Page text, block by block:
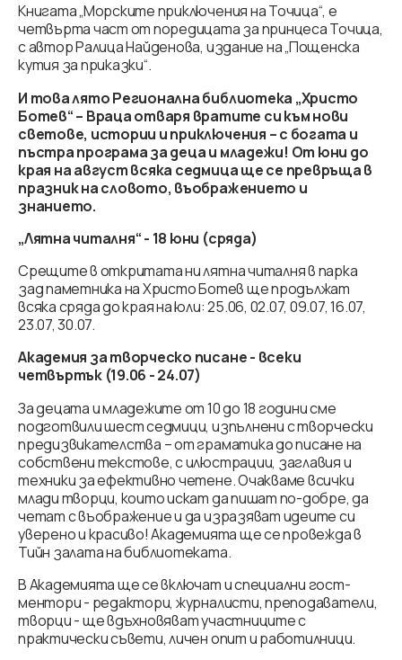
Книгата „Морските приключения на Точица“, е
четвърта част от поредицата за принцеса Точица,
с автор Ралица Найденова, издание на „Пощенска
кутия за приказки“.
И това лято Регионална библиотека „Христо
Ботев“ – Враца отваря вратите си към нови
светове, истории и приключения – с богата и
пъстра програма за деца и младежи! От юни до
края на август всяка седмица ще се превръща в
празник на словото, въображението и
знанието.
„Лятна читалня“ - 18 юни (сряда)
Срещите в откритата ни лятна читалня в парка
зад паметника на Христо Ботев ще продължат
всяка сряда до края на юли: 25.06, 02.07, 09.07, 16.07,
23.07, 30.07.
Академия за творческо писане - всеки
четвъртък (19.06 - 24.07)
За децата и младежите от 10 до 18 години сме
подготвили шест седмици, изпълнени с творчески
предизвикателства – от граматика до писане на
собствени текстове, с илюстрации, заглавия и
техники за ефективно четене. Очакваме всички
млади творци, които искат да пишат по-добре, да
четат с въображение и да изразяват идеите си
уверено и красиво! Академията ще се провежда в
Тийн залата на библиотеката.
В Академията ще се включат и специални гост-
ментори - редактори, журналисти, преподаватели,
творци - ще вдъхновяват участниците с
практически съвети, личен опит и работилници.